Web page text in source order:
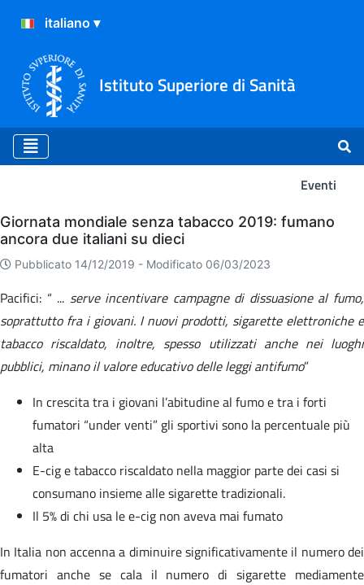
Istituto Superiore di Sanità
Eventi
Eventi
Giornata mondiale senza tabacco 2019: fumano
ancora due italiani su dieci
Pubblicato 14/12/2019 - Modificato 06/03/2023
Pacifici: “ ... serve incentivare campagne di dissuasione al fumo,
soprattutto fra i giovani. I nuovi prodotti, sigarette elettroniche e
tabacco riscaldato, inoltre, spesso utilizzati anche nei luoghi
pubblici, minano il valore educativo delle leggi antifumo”
In crescita tra i giovani l’abitudine al fumo e tra i forti
fumatori “under venti” gli sportivi sono la percentuale più
alta
E-cig e tabacco riscaldato nella maggior parte dei casi si
consumano insieme alle sigarette tradizionali.
Il 5% di chi usa le e-cig non aveva mai fumato
In Italia non accenna a diminuire significativamente il numero dei
fumatori anche se cala il numero di sigarette mediamente